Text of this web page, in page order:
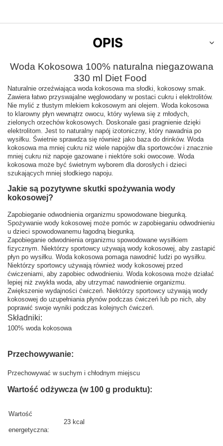
OPIS
Woda Kokosowa 100% naturalna niegazowana
330 ml Diet Food
Naturalnie orzeźwiająca woda kokosowa ma słodki, kokosowy smak.
Zawiera łatwo przyswajalne węglowodany w postaci cukru i elektrolitów.
Nie mylić z tłustym mlekiem kokosowym ani olejem. Woda kokosowa
to klarowny płyn wewnątrz owocu, który wylewa się z młodych,
zielonych orzechów kokosowych. Doskonale gasi pragnienie dzięki
elektrolitom. Jest to naturalny napój izotoniczny, który nawadnia po
wysiłku. Świetnie sprawdza się również jako baza do drinków. Woda
kokosowa ma mniej cukru niż wiele napojów dla sportowców i znacznie
mniej cukru niż napoje gazowane i niektóre soki owocowe. Woda
kokosowa może być świetnym wyborem dla dorosłych i dzieci
szukających mniej słodkiego napoju.
Jakie są pozytywne skutki spożywania wody
kokosowej?
Zapobieganie odwodnienia organizmu spowodowane biegunką.
Spożywanie wody kokosowej może pomóc w zapobieganiu odwodnieniu
u dzieci spowodowanemu łagodną biegunką.
Zapobieganie odwodnienia organizmu spowodowane wysiłkiem
fizycznym. Niektórzy sportowcy używają wody kokosowej, aby zastąpić
płyn po wysiłku. Woda kokosowa pomaga nawodnić ludzi po wysiłku.
Niektórzy sportowcy używają również wody kokosowej przed
ćwiczeniami, aby zapobiec odwodnieniu. Woda kokosowa może działać
lepiej niż zwykła woda, aby utrzymać nawodnienie organizmu.
Zwiększenie wydajności ćwiczeń. Niektórzy sportowcy używają wody
kokosowej do uzupełniania płynów podczas ćwiczeń lub po nich, aby
poprawić swoje wyniki podczas kolejnych ćwiczeń.
Składniki:
100% woda kokosowa
Przechowywanie:
Przechowywać w suchym i chłodnym miejscu
Wartość odżywcza (w 100 g produktu):
Wartość
energetyczna:
23 kcal